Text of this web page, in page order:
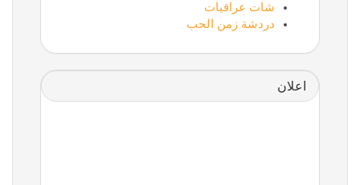
شات عراقيات
دردشة زمن الحب
اعلان